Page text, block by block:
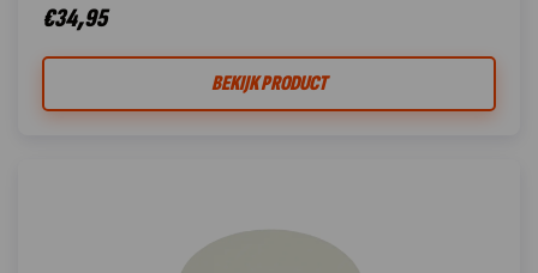
€34,95
BEKIJK PRODUCT